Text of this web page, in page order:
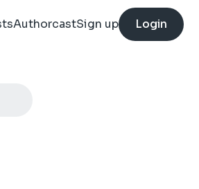
AuthorcastSign up Login